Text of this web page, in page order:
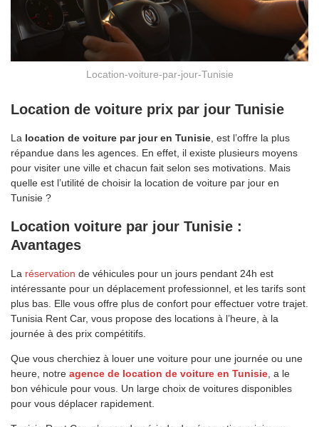
Location-voiture-par-jour-Tunisie
Location de voiture prix par jour Tunisie
La location de voiture par jour en Tunisie , est l’offre la plus
répandue dans les agences. En effet, il existe plusieurs moyens
pour visiter une ville et chacun fait selon ses motivations. Mais
quelle est l’utilité de choisir la location de voiture par jour en
Tunisie ?
Location voiture par jour Tunisie :
Avantages
La réservation de véhicules pour un jours pendant 24h est
intéressante pour un déplacement professionnel, et les tarifs sont
plus bas. Elle vous offre plus de confort pour effectuer votre trajet.
Tunisia Rent Car, vous propose des locations à l’heure, à la
journée à des prix compétitifs.
Que vous cherchiez à louer une voiture pour une journée ou une
heure, notre agence de location de voiture en Tunisie , a le
bon véhicule pour vous. Un large choix de voitures disponibles
pour vous déplacer rapidement.